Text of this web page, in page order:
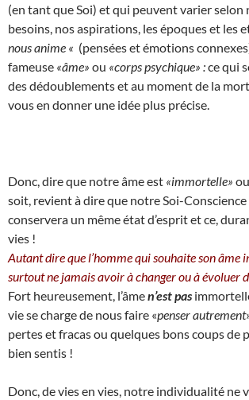
(en tant que Soi) et qui peuvent varier selon
besoins, nos aspirations, les époques et les
nous anime « (pensées et émotions
fameuse «âme» ou «corps psychique» :ce qui
des dédoublements et au moment de la
vous en donner une idée plus précise.
Donc, dire que notre âme est «immortelle»
soit, revient à dire que notre Soi-
conservera un même état d’esprit et ce,
vies !
Autant dire que l’homme qui souhaite son âme
surtout ne jamais avoir à changer ou à évoluer
Fort heureusement, l’âmen’est pas
vie se charge de nous faire «penser autrement
pertes et fracas ou quelques bons coups de
bien sentis !
Donc, de vies en vies, notre individualité ne